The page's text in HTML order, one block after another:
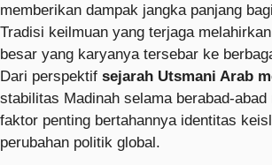
memberikan dampak jangka panjang
Tradisi keilmuan yang terjaga
besar yang karyanya tersebar ke
Dari perspektif sejarah Utsmani Arab
stabilitas Madinah selama berabad-
faktor penting bertahannya identitas
perubahan politik global.